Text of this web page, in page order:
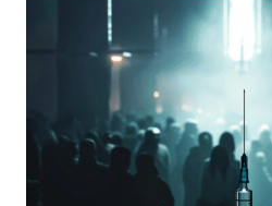
SZO
SPLOH
KOMPETENTNA
ZA
OBVLADOVANJE
PANDEMIJE?